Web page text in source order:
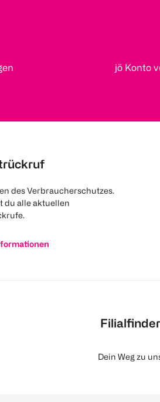
jö Konto
des Verbraucherschutzes.
du alle aktuellen
Filialfinder
Dein Weg zu